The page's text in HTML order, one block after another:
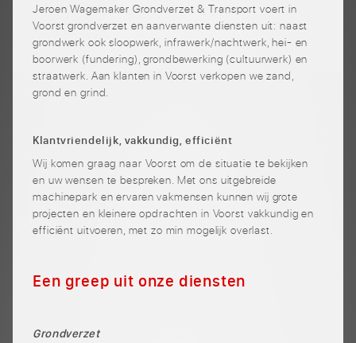
Jeroen Wagemaker Grondverzet & Transport voert in
Voorst grondverzet en aanverwante diensten uit: naast
grondwerk ook sloopwerk, infrawerk/nachtwerk, hei- en
boorwerk (fundering), grondbewerking (cultuurwerk) en
straatwerk. Aan klanten in Voorst verkopen we zand,
grond en grind.
Klantvriendelijk, vakkundig, efficiënt
Wij komen graag naar Voorst om de situatie te bekijken
en uw wensen te bespreken. Met ons uitgebreide
machinepark en ervaren vakmensen kunnen wij grote
projecten en kleinere opdrachten in Voorst vakkundig en
efficiënt uitvoeren, met zo min mogelijk overlast.
Een greep uit onze diensten
Grondverzet